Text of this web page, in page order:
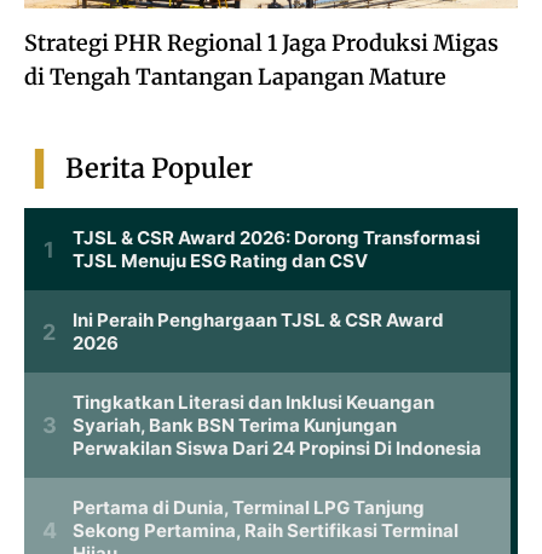
Strategi PHR Regional 1 Jaga Produksi Migas
di Tengah Tantangan Lapangan Mature
Berita Populer